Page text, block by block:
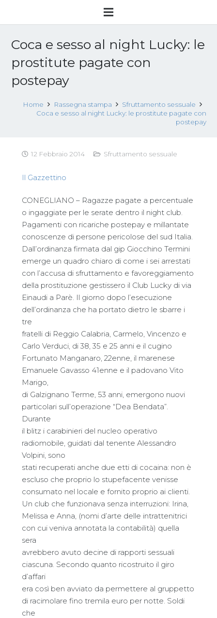
Coca e sesso al night Lucky: le
prostitute pagate con
postepay
Home Rassegna stampa
Sfruttamento sessuale
Coca e sesso al night Lucky: le prostitute pagate con
postepay
12 Febbraio 2014 Sfruttamento sessuale
Il Gazzettino
CONEGLIANO – Ragazze pagate a percentuale
o ingaggiate per le serate dentro il night club.
Pagamenti con ricariche postepay e millantate
conoscenze di persone pericolose del sud Italia.
Dall’ordinanza firmata dal gip Giocchino Termini
emerge un quadro chiaro di come i sei arrestati
con l’accusa di sfruttamento e favoreggiamento
della prostituzione gestissero il Club Lucky di via
Einaudi a Parè. Il giorno dopo l’esecuzione
dell’ordinanza che ha portato dietro le sbarre i
tre
fratelli di Reggio Calabria, Carmelo, Vincenzo e
Carlo Verduci, di 38, 35 e 25 anni e il cugino
Fortunato Manganaro, 22enne, il marenese
Emanuele Gavasso 41enne e il padovano Vito
Marigo,
di Galzignano Terme, 53 anni, emergono nuovi
particolari sull’operazione “Dea Bendata”.
Durante
il blitz i carabinieri del nucleo operativo
radiomobile, guidati dal tenente Alessandro
Volpini, sono
stati recuperati anche due etti di cocaina: non è
escluso che proprio lo stupefacente venisse
consumato nel locale e fornito proprio ai clienti.
Un club che funzionava senza interruzioni: Irina,
Melissa e Anna, (nomi d’arte delle intrattenitrici
con cui veniva annotata la contabilità) quella
sera
avrebbero avuto decine di rapporti sessuali
ciascuna. Secondo quanto ricostruito il giro
d’affari
era così ben avviato da permettere al gruppetto
di racimolare fino tremila euro per notte. Soldi
che